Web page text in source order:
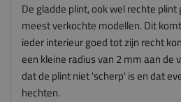
De gladde plint, ook wel rechte
meest verkochte modellen. Dit
ieder interieur goed tot zijn recht
een kleine radius van 2 mm aan de
dat de plint niet 'scherp' is en dat
hechten.